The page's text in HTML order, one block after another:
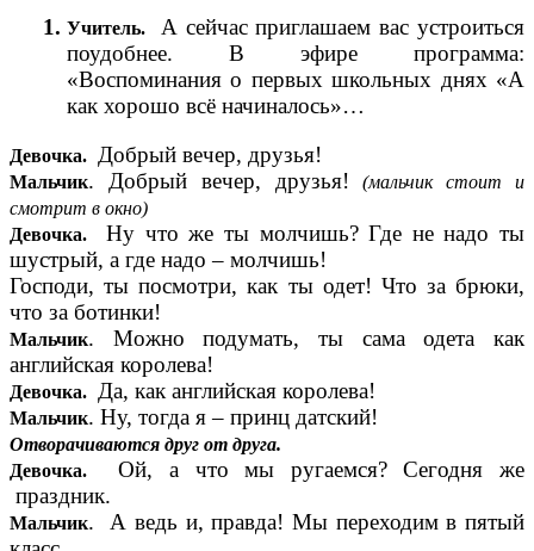
Учитель.
А сейчас приглашаем вас устроиться
поудобнее. В эфире программа:
«Воспоминания о первых школьных днях «А
как хорошо всё начиналось»…
Девочка. Добрый вечер, друзья!
Мальчик. Добрый вечер, друзья!(мальчик стоит и
смотрит в окно)
Девочка.
Ну что же ты молчишь? Где не надо ты
шустрый, а где надо – молчишь!
Господи, ты посмотри, как ты одет! Что за брюки,
что за ботинки!
Мальчик. Можно подумать, ты сама одета как
английская королева!
Девочка. Да, как английская королева!
Мальчик. Ну, тогда я – принц датский!
Отворачиваются друг от друга.
Девочка.
Ой, а что мы ругаемся? Сегодня же
праздник.
Мальчик. А ведь и, правда! Мы переходим в пятый